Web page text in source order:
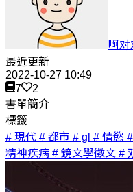
啊对
最近更新
2022-10-27 10:49
7
2
書單簡介
標籤
# 現代 # 都市 # gl # 情慾
精神疾病 # 鏡文學徵文 #